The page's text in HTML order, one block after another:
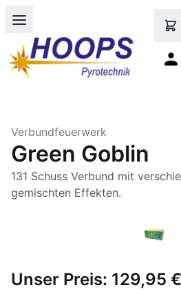
Open main menu
Verbundfeuerwerk
Green Goblin
131 Schuss Verbund mit
gemischten Effekten.
Unser Preis: 129,95 €